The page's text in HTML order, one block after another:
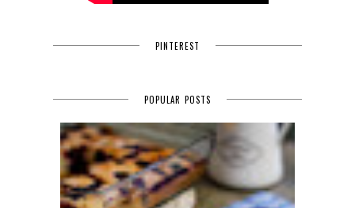
PINTEREST
POPULAR POSTS